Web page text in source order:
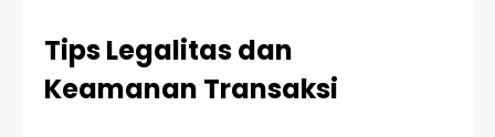
Tips Legalitas dan
Keamanan Transaksi